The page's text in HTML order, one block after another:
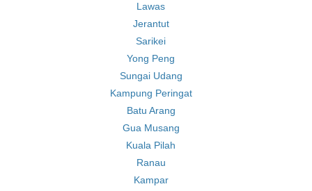
Lawas
Jerantut
Sarikei
Yong Peng
Sungai Udang
Kampung Peringat
Batu Arang
Gua Musang
Kuala Pilah
Ranau
Kampar